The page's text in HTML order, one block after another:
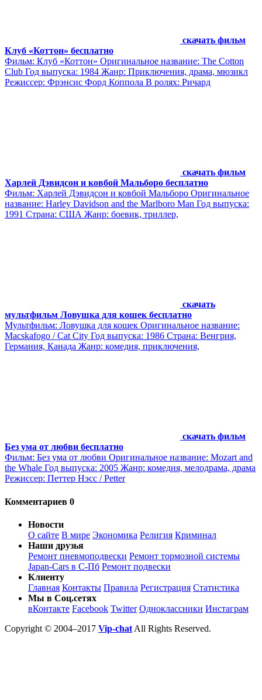
скачать фильм
Клуб «Коттон» бесплатно
Фильм: Клуб «Коттон» Оригинальное название: The Cotton
Club Год выпуска: 1984 Жанр: Приключения, драма, мюзикл
Режиссер: Фрэнсис Форд Коппола В ролях: Ричард
скачать фильм
Харлей Дэвидсон и ковбой Мальборо бесплатно
Фильм: Харлей Дэвидсон и ковбой Мальборо Оригинальное
название: Harley Davidson and the Marlboro Man Год выпуска:
1991 Страна: США Жанр: боевик, триллер,
скачать
мультфильм Ловушка для кошек бесплатно
Мультфильм: Ловушка для кошек Оригинальное название:
Macskafogo / Cat City Год выпуска: 1986 Страна: Венгрия,
Германия, Канада Жанр: комедия, приключения,
скачать фильм
Без ума от любви бесплатно
Фильм: Без ума от любви Оригинальное название: Mozart and
the Whale Год выпуска: 2005 Жанр: комедия, мелодрама, драма
Режиссер: Петтер Нэсс / Petter
Комментариев 0
Новости
О сайте В мире Экономика Религия Криминал
Наши друзья
Ремонт пневмоподвески Ремонт тормозной системы
Japan-Cars в С-Пб Ремонт подвески
Клиенту
Главная Контакты Правила Регистрация Статистика
Мы в Соц.сетях
вКонтакте Facebook Twitter Одноклассники Инстаграм
Copyright © 2004–2017 Vip-chat All Rights Reserved.